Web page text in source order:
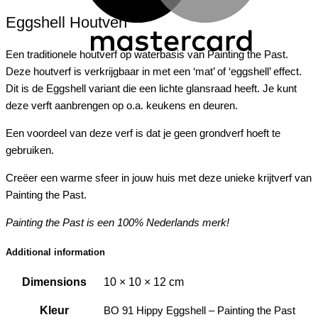
Eggshell Houtverf
Een traditionele houtverf op waterbasis van Painting the Past.
Deze houtverf is verkrijgbaar in met een ‘mat’ of ‘eggshell’ effect.
Dit is de Eggshell variant die een lichte glansraad heeft. Je kunt
deze verft aanbrengen op o.a. keukens en deuren.
Een voordeel van deze verf is dat je geen grondverf hoeft te
gebruiken.
Creëer een warme sfeer in jouw huis met deze unieke krijtverf van
Painting the Past.
Painting the Past is een 100% Nederlands merk!
Additional information
Dimensions 10 × 10 × 12 cm
Kleur BO 91 Hippy Eggshell – Painting the Past